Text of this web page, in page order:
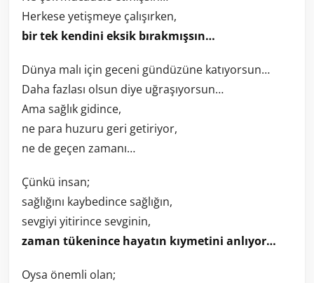
Herkese yetişmeye çalışırken,
bir tek kendini eksik bırakmışsın…
Dünya malı için geceni gündüzüne katıyorsun…
Daha fazlası olsun diye uğraşıyorsun…
Ama sağlık gidince,
ne para huzuru geri getiriyor,
ne de geçen zamanı…
Çünkü insan;
sağlığını kaybedince sağlığın,
sevgiyi yitirince sevginin,
zaman tükenince hayatın kıymetini anlıyor…
Oysa önemli olan;